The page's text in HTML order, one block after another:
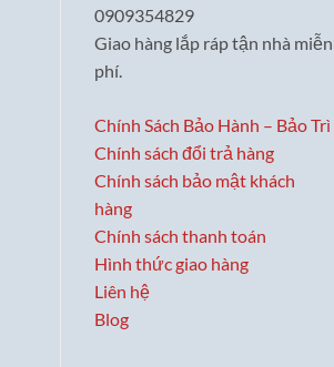
0909354829
Giao hàng lắp ráp tận nhà miễn
phí.
Chính Sách Bảo Hành – Bảo Trì
Chính sách đổi trả hàng
Chính sách bảo mật khách
hàng
Chính sách thanh toán
Hình thức giao hàng
Liên hệ
Blog